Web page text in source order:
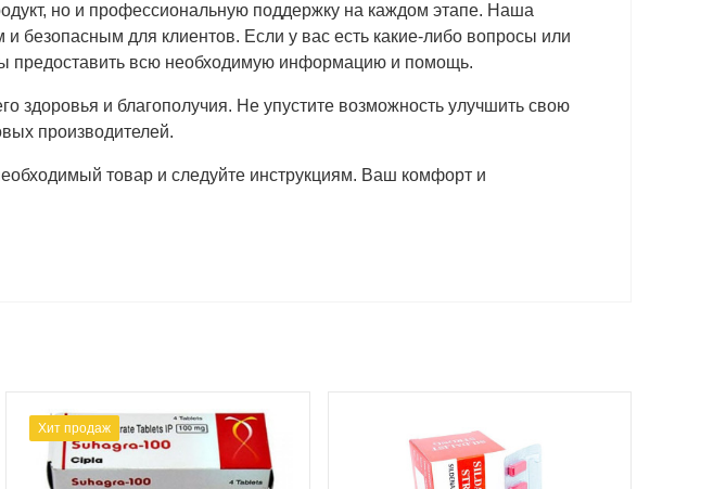
но и профессиональную поддержку на каждом этапе. Наша
безопасным для клиентов. Если у вас есть какие-либо вопросы или
предоставить всю необходимую информацию и помощь.
и благополучия. Не упустите возможность улучшить свою
производителей.
товар и следуйте инструкциям. Ваш комфорт и
Хит продаж